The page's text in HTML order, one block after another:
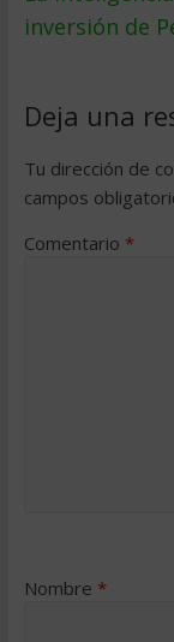
inversión de
Deja una
Tu dirección de
campos
Comentario *
Nombre *